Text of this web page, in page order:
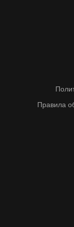
Правила